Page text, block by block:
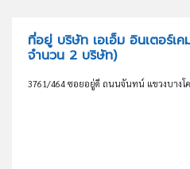
ที่อยู่ บริษัท เอเอ็ม อินเตอร์เ
จำนวน 2 บริษัท)
3761/464 ซอยอยู่ดี ถนนจันทน์ แขวงบางโ